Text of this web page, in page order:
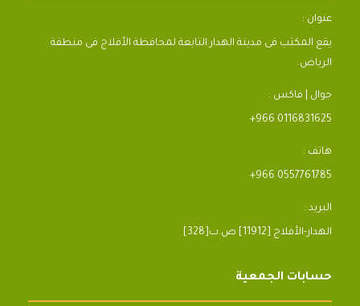
عنوان :
يقع المكتب فى مدينة الهدار التابعة لمحافظة الأفلاج فى منطقة
الرياض.
جوال | فاكس :
+966 0116831625
هاتف :
+966 0557761785
البريد :
[328]الهدار-الأفلاج [11912] ص.ب
حسابات الجمعية